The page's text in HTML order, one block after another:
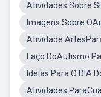
Atividades Sobre
Imagens Sobre
Atividade
Laço DoAutismo
Ideias Para O DIA
Atividades